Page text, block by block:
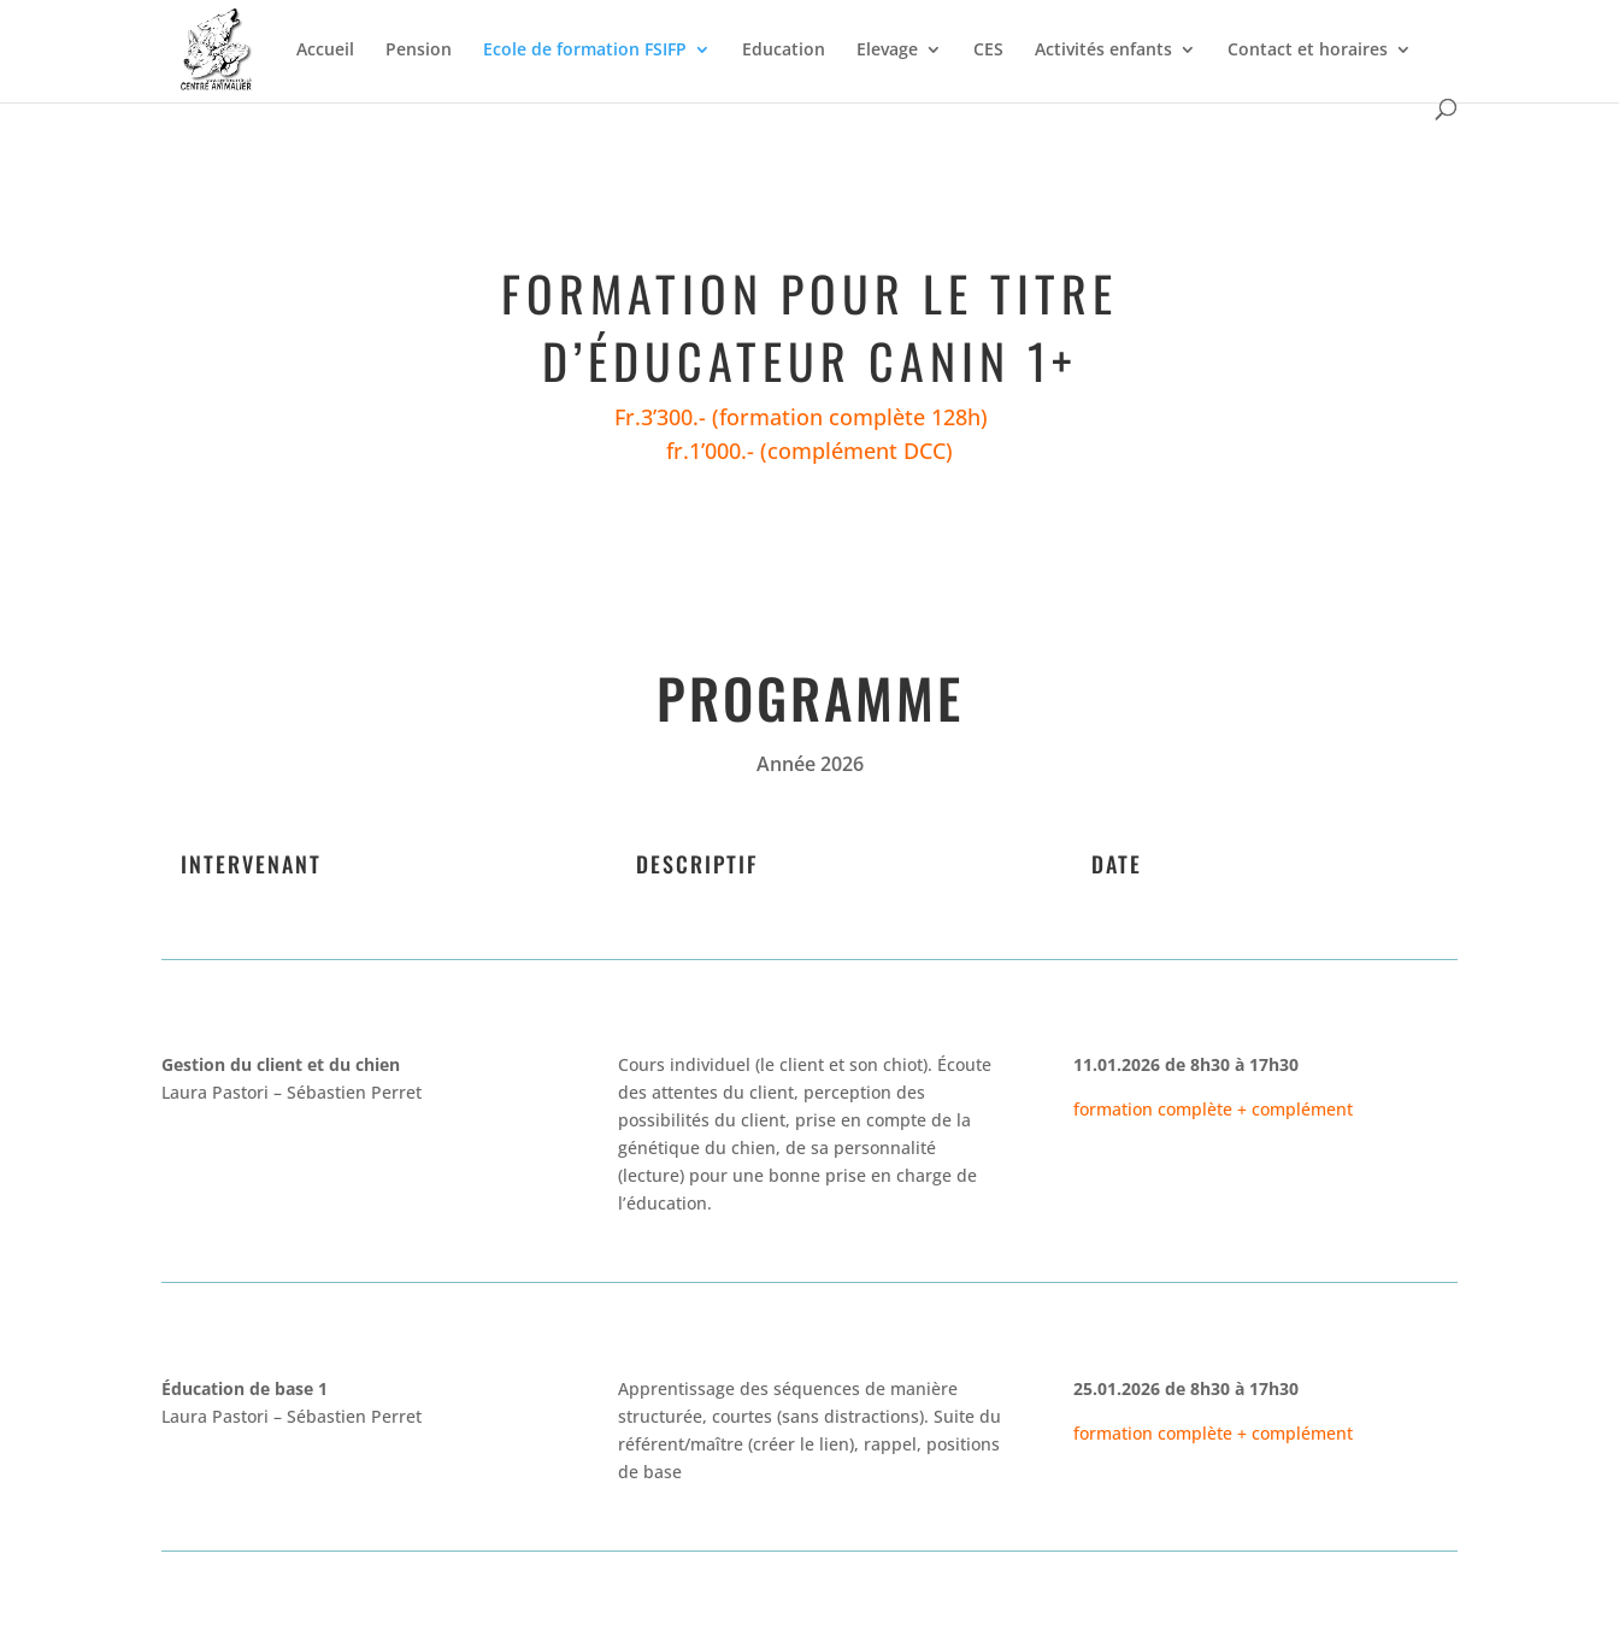
Accueil Pension Ecole de formation FSIFP Education Elevage CES Activités enfants Contact et horaires
FORMATION POUR LE TITRE
D’ÉDUCATEUR CANIN 1+
Fr.3’300.- (formation complète 128h)
fr.1’000.- (complément DCC)
PROGRAMME
Année 2026
INTERVENANT DESCRIPTIF DATE
Gestion du client et du chien
Laura Pastori– Sébastien Perret
Cours individuel (le client et son chiot). Écoute
des attentes du client, perception des
possibilités du client, prise en compte de la
génétique du chien, de sa personnalité
(lecture) pour une bonne prise en charge de
l’éducation.
11.01.2026de 8h30 à 17h30
formation complète + complément
Éducation de base 1
Laura Pastori– Sébastien Perret
Apprentissage des séquences de manière
structurée, courtes (sans distractions). Suite du
référent/maître (créer le lien), rappel, positions
de base
25.01.2026de 8h30 à 17h30
formation complète + complément